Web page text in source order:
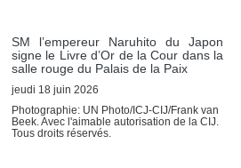
SM l’empereur Naruhito du Japon
signe le Livre d’Or de la Cour dans la
salle rouge du Palais de la Paix
jeudi 18 juin 2026
Photographie: UN Photo/ICJ-CIJ/Frank van
Beek. Avec l'aimable autorisation de la CIJ.
Tous droits réservés.